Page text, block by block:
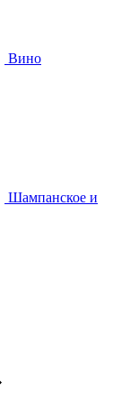
Вино
Шампанское и